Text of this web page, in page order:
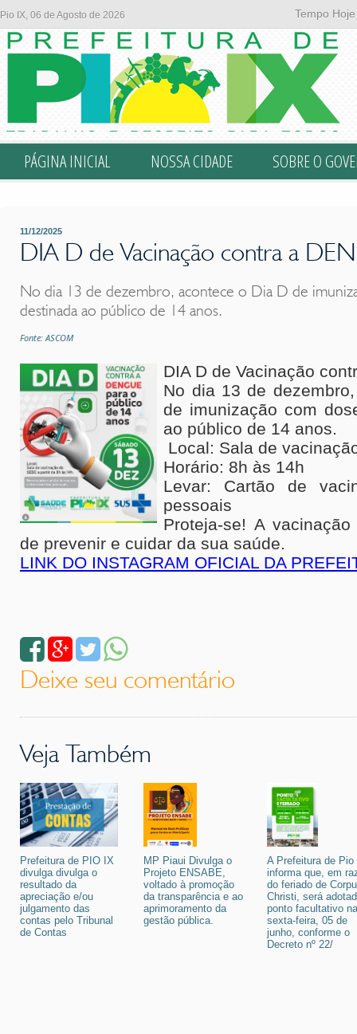
Pio IX, 06 de Agosto de 2026 Tempo
PÁGINA INICIAL NOSSA CIDADE SOBRE O
11/12/2025
DIA D de Vacinação contra a
No dia 13 de dezembro, acontece o Dia D de
destinada ao público de 14 anos.
Fonte: ASCOM
DIA D de Vacinação
No dia 13 de
de imunização com
ao público de 14 anos.
Local: Sala de
Horário: 8h às 14h
Levar: Cartão de
pessoais
Proteja-se! A
de prevenir e cuidar da sua saúde.
LINK DO INSTAGRAM OFICIAL DA
Deixe seu comentário
Veja Também
Prefeitura de PIO IX
divulga divulga o
resultado da
apreciação e/ou
julgamento das
contas pelo Tribunal
de Contas
MP Piaui Divulga o
Projeto ENSABE,
voltado à promoção
da transparência e ao
aprimoramento da
gestão pública.
A Prefeitura de Pio
informa que, em
do feriado de
Christi, será
ponto facultativo na
sexta-feira, 05 de
junho, conforme o
Decreto nº 22/